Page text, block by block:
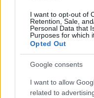
I want to opt-out of
Retention, Sale,
Personal Data that
Purposes for which
Opted Out
Google consents
I want to allow
related to
Ariana Grande
annuncia una pausa